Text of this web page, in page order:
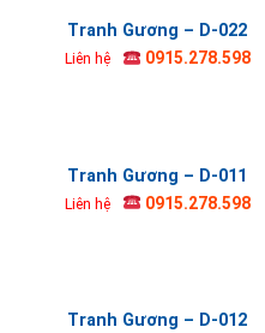
Tranh Gương – D-022
Liên hệ 0915.278.598
Tranh Gương – D-011
Liên hệ 0915.278.598
Tranh Gương – D-012